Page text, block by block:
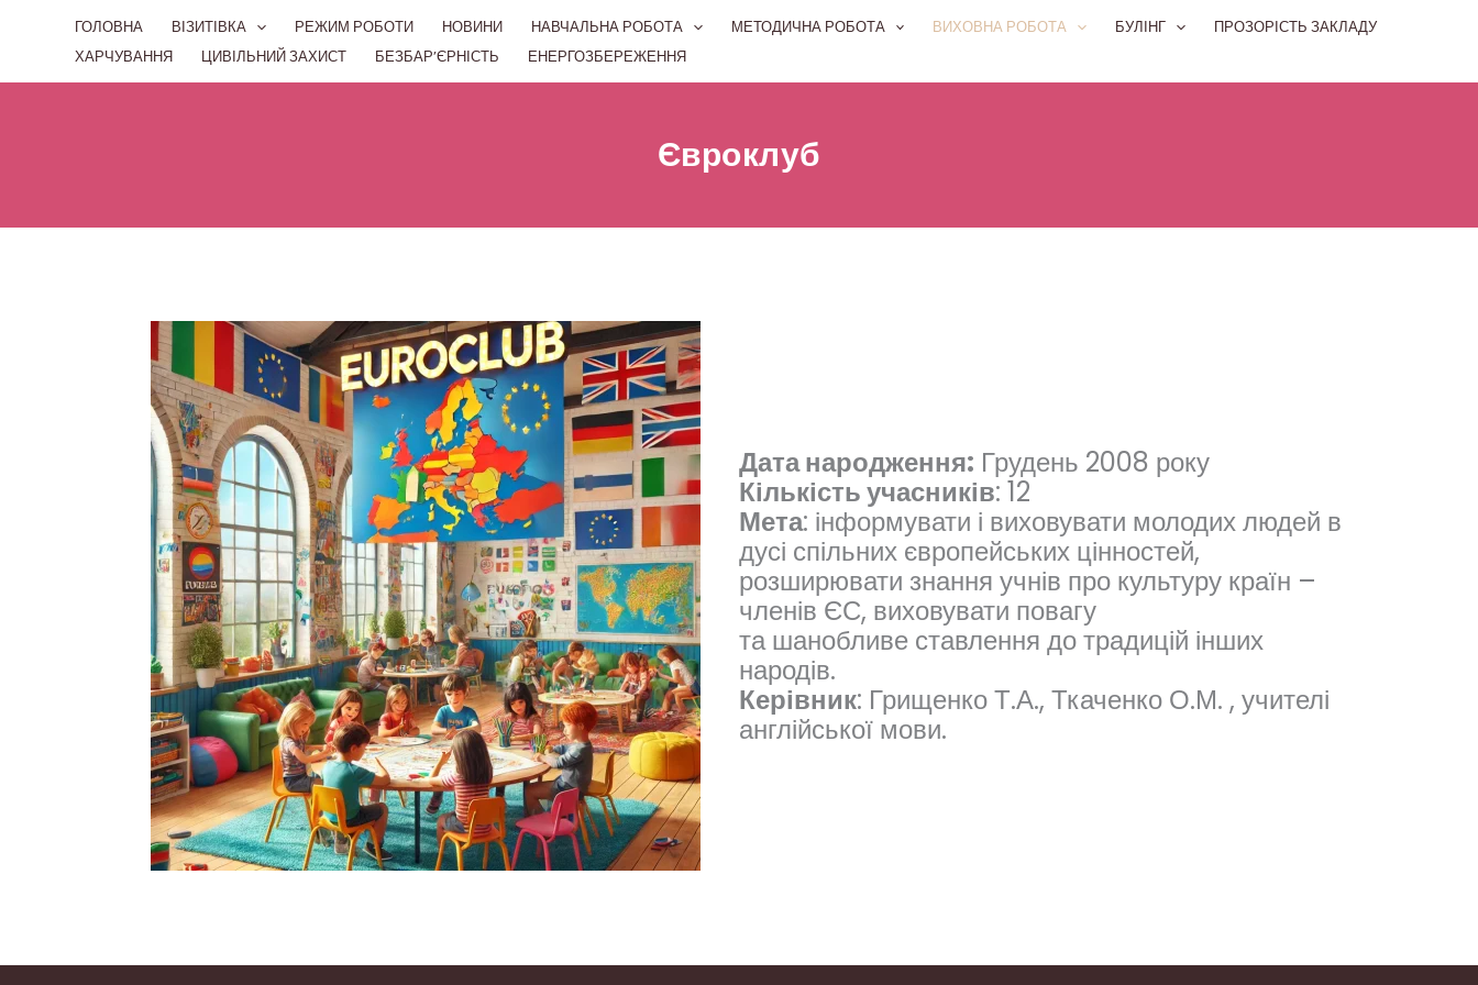
вмісту
ГОЛОВНА ВІЗИТІВКА РЕЖИМ РОБОТИ НОВИНИ НАВЧАЛЬНА РОБОТА МЕТОДИЧНА РОБОТА ВИХОВНА РОБОТА БУЛІНГ
ПРОЗОРІСТЬ ЗАКЛАДУ
ХАРЧУВАННЯ
ЦИВІЛЬНИЙ ЗАХИСТ БЕЗБАР’ЄРНІСТЬ ЕНЕРГОЗБЕРЕЖЕННЯ
Євроклуб
Дата народження: Грудень 2008 року
Кількість учасників: 12
Мета: інформувати і виховувати молодих людей в
дусі спільних європейських цінностей,
розширювати знання учнів про культуру країн –
членів ЄС, виховувати повагу
та шанобливе ставлення до традицій інших
народів.
Керівник: Грищенко Т.А., Ткаченко О.М. , учителі
англійської мови.